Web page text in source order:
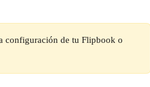
configuración de tu Flipbook o